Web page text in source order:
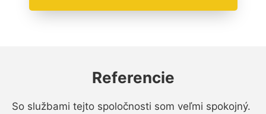
Referencie
So službami tejto spoločnosti som veľmi spokojný.